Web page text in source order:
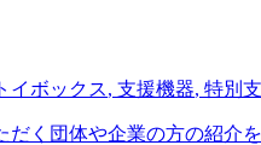
イボックス, 支援機器, 特別
く団体や企業の方の紹介